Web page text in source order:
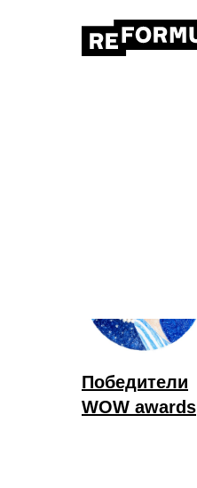
Победители
WOW awards